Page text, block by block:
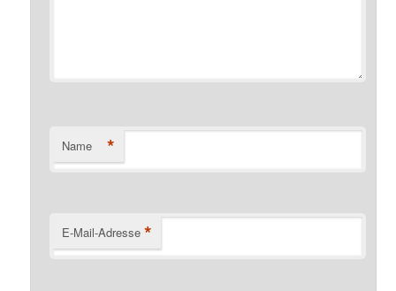
Name *
E-Mail-Adresse *